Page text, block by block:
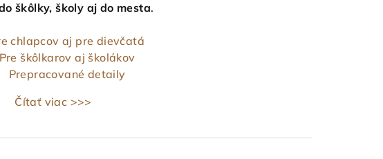
škôlky, školy aj do mesta.
chlapcov aj pre dievčatá
Pre škôlkarov aj školákov
Prepracované detaily
Čítať viac >>>